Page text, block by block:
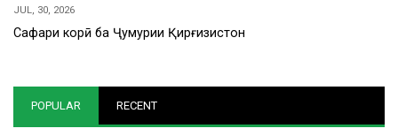
JUL, 30, 2026
Сафари корӣ ба Ҷумҳурии Қирғизистон
POPULAR RECENT